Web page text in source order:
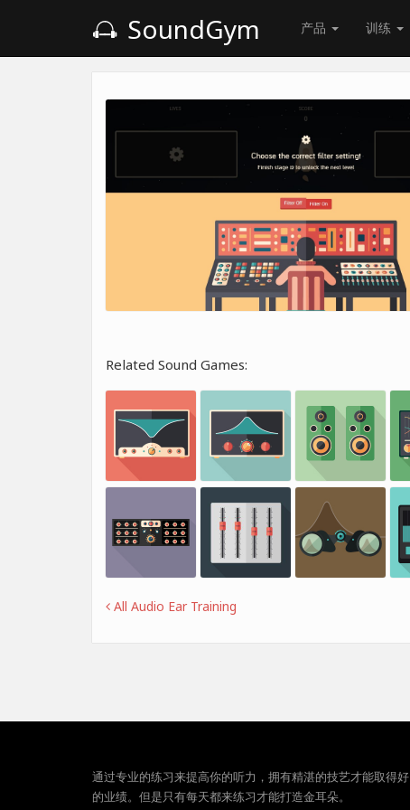
SoundGym 产品 训练
Related Sound Games:
All Audio Ear Training
通过专业的练习来提高你的听力，拥有精湛的技艺才能取得好
的业绩。但是只有每天都来练习才能打造金耳朵。